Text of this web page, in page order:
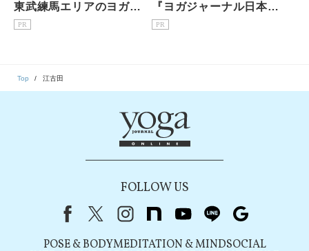
東武練馬エリアのヨガス
タジオならここ！おすす
PR
『ヨガジャーナル日本
版』予約購読のご案内
PR
Top 江古田
FOLLOW US
FacebookX（旧Twitter）
instagram
note youtubeline
POSE & BODYMEDITATION & MINDSOCIAL